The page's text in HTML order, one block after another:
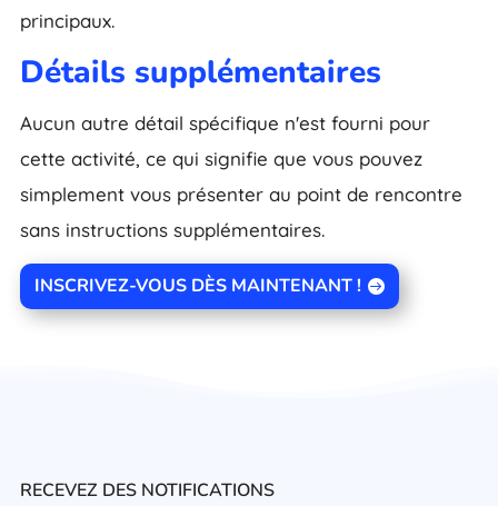
principaux.
Détails supplémentaires
Aucun autre détail spécifique n'est fourni pour
cette activité, ce qui signifie que vous pouvez
simplement vous présenter au point de rencontre
sans instructions supplémentaires.
INSCRIVEZ-VOUS DÈS MAINTENANT !
RECEVEZ DES NOTIFICATIONS